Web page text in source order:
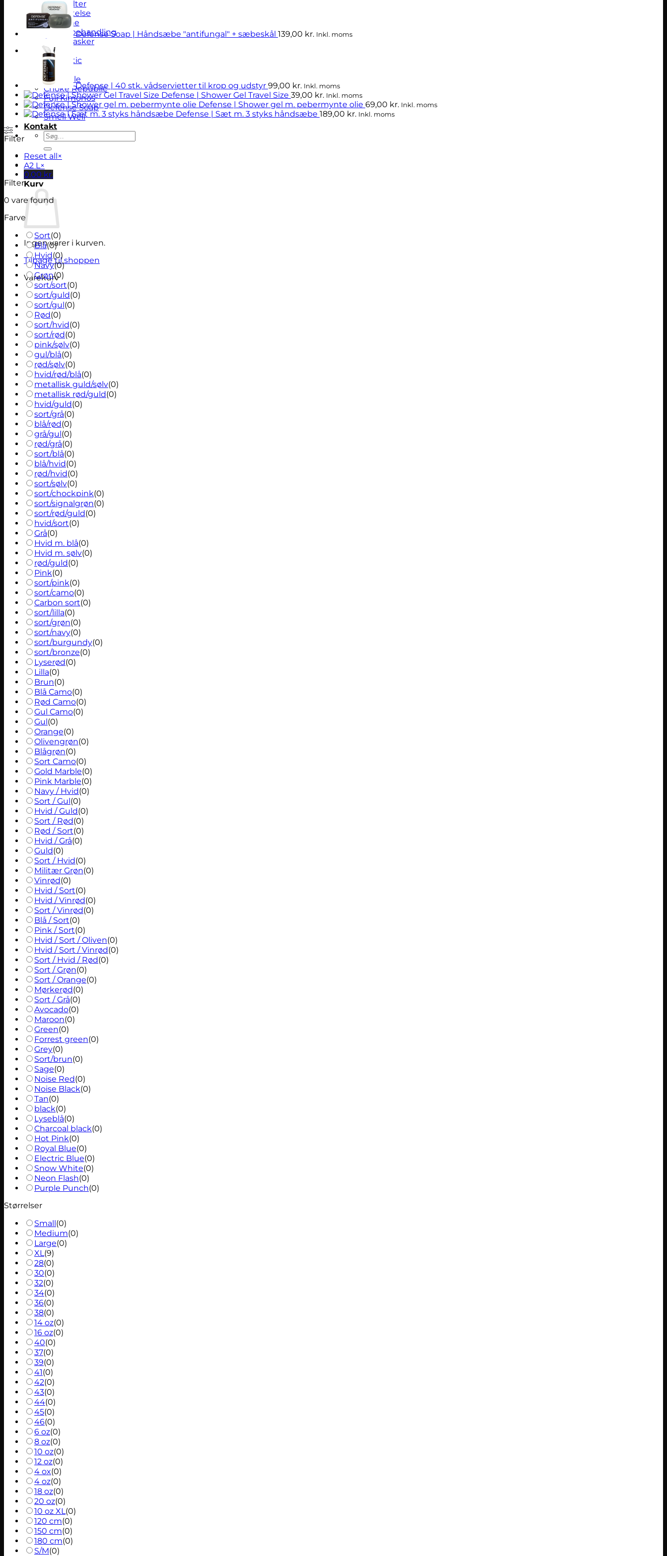
BJJ bælter
Beskyttelse
Hygiejne
Skade behandling
Sportstasker
Brands
Aesthetic
Kingz
Scramble
Choke Republic
Fuji Kimonos
Defense Soap
Smell Well
Kontakt
Søg
efter:
0,00 kr.
Kurv
Ingen varer i kurven.
Tilbage til shoppen
Varekurv
Defense Soap | Håndsæbe "antifungal" + sæbeskål 139,00 kr. Inkl. moms
Defense | 40 stk. vådservietter til krop og udstyr 99,00 kr. Inkl. moms
Defense | Shower Gel Travel Size 39,00 kr. Inkl. moms
Defense | Shower gel m. pebermynte olie 69,00 kr. Inkl. moms
Defense | Sæt m. 3 styks håndsæbe 189,00 kr. Inkl. moms
Filter
Reset all×
A2 L×
Filter
0 vare found
Farve
Sort(0)
Blå(0)
Hvid(0)
Navy(0)
Grøn(0)
sort/sort(0)
sort/guld(0)
sort/gul(0)
Rød(0)
sort/hvid(0)
sort/rød(0)
pink/sølv(0)
gul/blå(0)
rød/sølv(0)
hvid/rød/blå(0)
metallisk guld/sølv(0)
metallisk rød/guld(0)
hvid/guld(0)
sort/grå(0)
blå/rød(0)
grå/gul(0)
rød/grå(0)
sort/blå(0)
blå/hvid(0)
rød/hvid(0)
sort/sølv(0)
sort/chockpink(0)
sort/signalgrøn(0)
sort/rød/guld(0)
hvid/sort(0)
Grå(0)
Hvid m. blå(0)
Hvid m. sølv(0)
rød/guld(0)
Pink(0)
sort/pink(0)
sort/camo(0)
Carbon sort(0)
sort/lilla(0)
sort/grøn(0)
sort/navy(0)
sort/burgundy(0)
sort/bronze(0)
Lyserød(0)
Lilla(0)
Brun(0)
Blå Camo(0)
Rød Camo(0)
Gul Camo(0)
Gul(0)
Orange(0)
Olivengrøn(0)
Blågrøn(0)
Sort Camo(0)
Gold Marble(0)
Pink Marble(0)
Navy / Hvid(0)
Sort / Gul(0)
Hvid / Guld(0)
Sort / Rød(0)
Rød / Sort(0)
Hvid / Grå(0)
Guld(0)
Sort / Hvid(0)
Militær Grøn(0)
Vinrød(0)
Hvid / Sort(0)
Hvid / Vinrød(0)
Sort / Vinrød(0)
Blå / Sort(0)
Pink / Sort(0)
Hvid / Sort / Oliven(0)
Hvid / Sort / Vinrød(0)
Sort / Hvid / Rød(0)
Sort / Grøn(0)
Sort / Orange(0)
Mørkerød(0)
Sort / Grå(0)
Avocado(0)
Maroon(0)
Green(0)
Forrest green(0)
Grey(0)
Sort/brun(0)
Sage(0)
Noise Red(0)
Noise Black(0)
Tan(0)
black(0)
Lyseblå(0)
Charcoal black(0)
Hot Pink(0)
Royal Blue(0)
Electric Blue(0)
Snow White(0)
Neon Flash(0)
Purple Punch(0)
Størrelser
Small(0)
Medium(0)
Large(0)
XL(9)
28(0)
30(0)
32(0)
34(0)
36(0)
38(0)
14 oz(0)
16 oz(0)
40(0)
37(0)
39(0)
41(0)
42(0)
43(0)
44(0)
45(0)
46(0)
6 oz(0)
8 oz(0)
10 oz(0)
12 oz(0)
4 ox(0)
4 oz(0)
18 oz(0)
20 oz(0)
10 oz XL(0)
120 cm(0)
150 cm(0)
180 cm(0)
S/M(0)